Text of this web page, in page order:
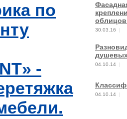
по
-
30.03.16
04.10.14
04.10.14